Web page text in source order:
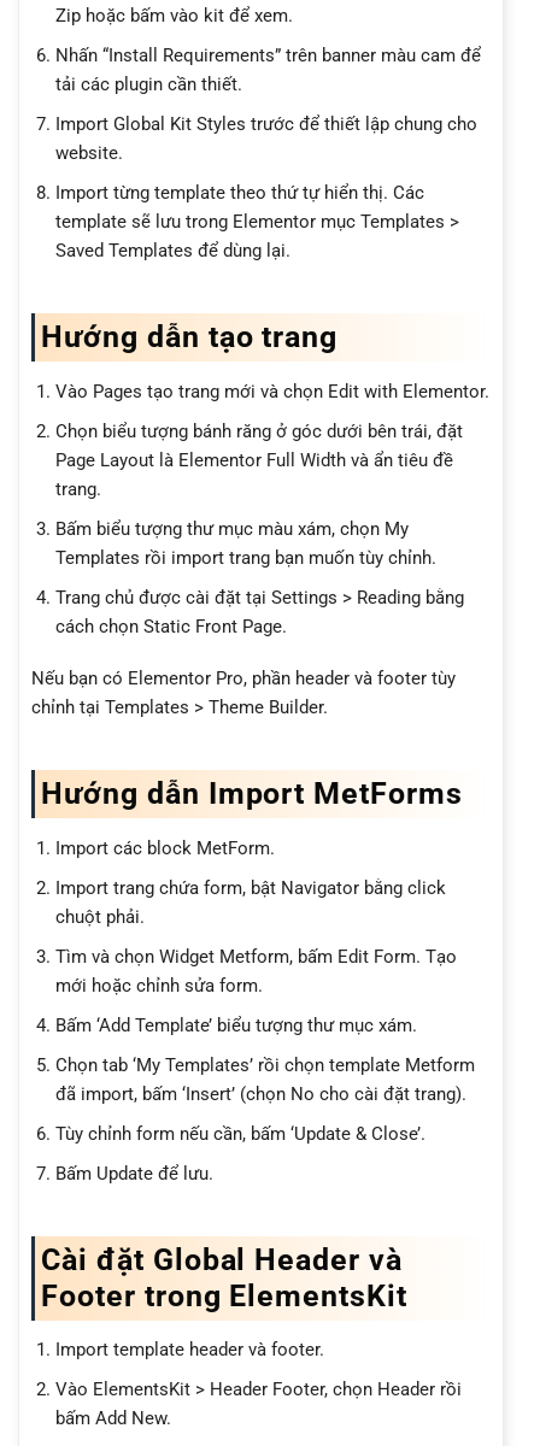
Zip hoặc bấm vào kit để xem.
Nhấn “Install Requirements” trên banner màu cam để
tải các plugin cần thiết.
Import Global Kit Styles trước để thiết lập chung cho
website.
Import từng template theo thứ tự hiển thị. Các
template sẽ lưu trong Elementor mục Templates >
Saved Templates để dùng lại.
Hướng dẫn tạo trang
Vào Pages tạo trang mới và chọn Edit with Elementor.
Chọn biểu tượng bánh răng ở góc dưới bên trái, đặt
Page Layout là Elementor Full Width và ẩn tiêu đề
trang.
Bấm biểu tượng thư mục màu xám, chọn My
Templates rồi import trang bạn muốn tùy chỉnh.
Trang chủ được cài đặt tại Settings > Reading bằng
cách chọn Static Front Page.
Nếu bạn có Elementor Pro, phần header và footer tùy
chỉnh tại Templates > Theme Builder.
Hướng dẫn Import MetForms
Import các block MetForm.
Import trang chứa form, bật Navigator bằng click
chuột phải.
Tìm và chọn Widget Metform, bấm Edit Form. Tạo
mới hoặc chỉnh sửa form.
Bấm ‘Add Template’ biểu tượng thư mục xám.
Chọn tab ‘My Templates’ rồi chọn template Metform
đã import, bấm ‘Insert’ (chọn No cho cài đặt trang).
Tùy chỉnh form nếu cần, bấm ‘Update & Close’.
Bấm Update để lưu.
Cài đặt Global Header và
Footer trong ElementsKit
Import template header và footer.
Vào ElementsKit > Header Footer, chọn Header rồi
bấm Add New.